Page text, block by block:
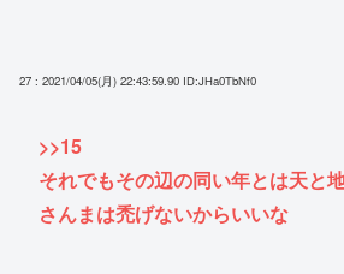
27 : 2021/04/05(月) 22:43:59.90 ID:JHa0TbNf0
>>15
それでもその辺の同い年とは天と
さんまは禿げないからいいな